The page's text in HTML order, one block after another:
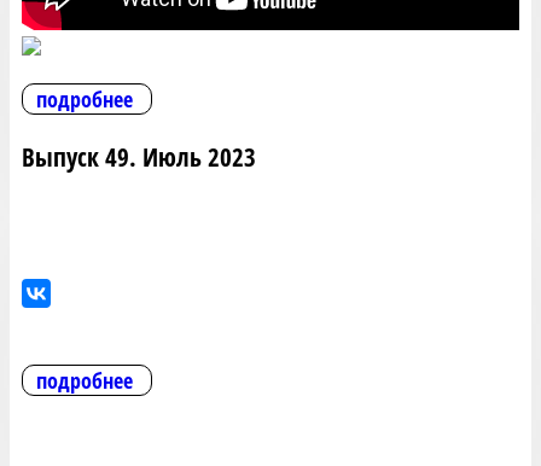
подробнее
Выпуск 49. Июль 2023
подробнее